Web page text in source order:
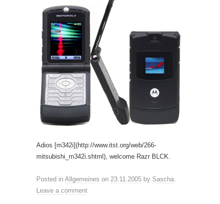
Adios [m342i](http://www.itst.org/web/266-
mitsubishi_m342i.shtml), welcome Razr BLCK.
Posted in Allgemeines on 23.11.2005 by Sascha.
Leave a comment